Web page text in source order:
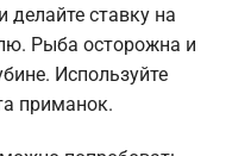
ставку на
Рыба осторожна и
Используйте
приманок.